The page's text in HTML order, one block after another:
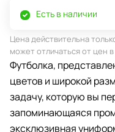
Есть в наличии
Цена действительна
может отличаться от цен
Футболка,
цветов и широкой
задачу, которую вы
запоминающаяся
эксклюзивная